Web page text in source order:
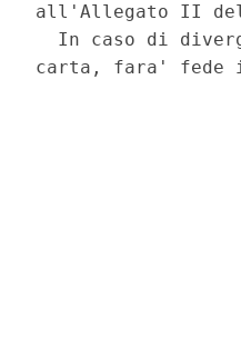
all'Allegato II
In caso di